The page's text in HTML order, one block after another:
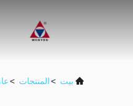
بيت >المنتجات >